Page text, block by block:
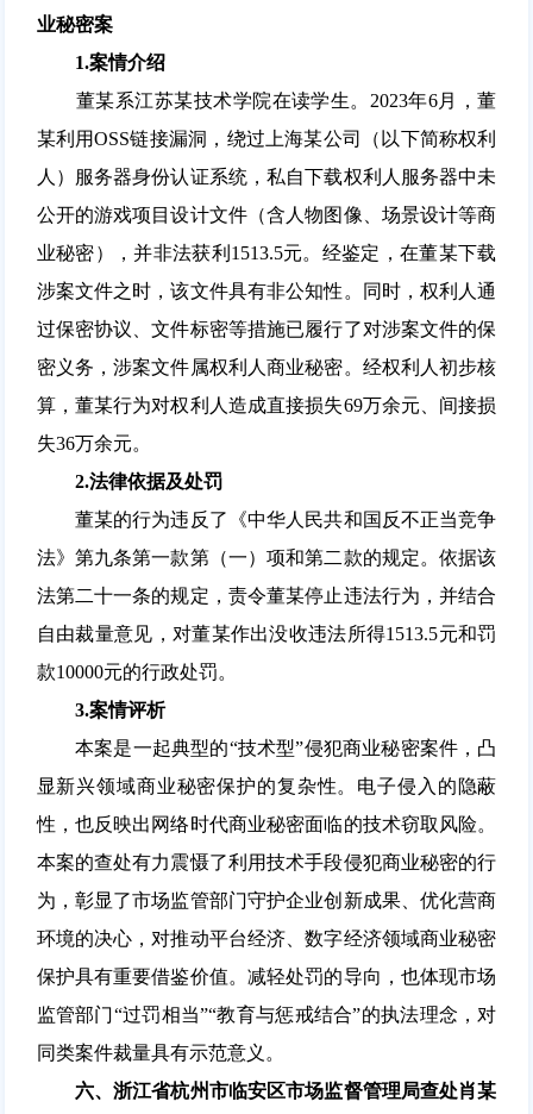
业秘密案
1.案情介绍
董某系江苏某技术学院在读学生。2023年6月，董
某利用OSS链接漏洞，绕过上海某公司（以下简称权利
人）服务器身份认证系统，私自下载权利人服务器中未
公开的游戏项目设计文件（含人物图像、场景设计等商
业秘密），并非法获利1513.5元。经鉴定，在董某下载
涉案文件之时，该文件具有非公知性。同时，权利人通
过保密协议、文件标密等措施已履行了对涉案文件的保
密义务，涉案文件属权利人商业秘密。经权利人初步核
算，董某行为对权利人造成直接损失69万余元、间接损
失36万余元。
2.法律依据及处罚
董某的行为违反了《中华人民共和国反不正当竞争
法》第九条第一款第（一）项和第二款的规定。依据该
法第二十一条的规定，责令董某停止违法行为，并结合
自由裁量意见，对董某作出没收违法所得1513.5元和罚
款10000元的行政处罚。
3.案情评析
本案是一起典型的“技术型”侵犯商业秘密案件，凸
显新兴领域商业秘密保护的复杂性。电子侵入的隐蔽
性，也反映出网络时代商业秘密面临的技术窃取风险。
本案的查处有力震慑了利用技术手段侵犯商业秘密的行
为，彰显了市场监管部门守护企业创新成果、优化营商
环境的决心，对推动平台经济、数字经济领域商业秘密
保护具有重要借鉴价值。减轻处罚的导向，也体现市场
监管部门“过罚相当”“教育与惩戒结合”的执法理念，对
同类案件裁量具有示范意义。
六、浙江省杭州市临安区市场监督管理局查处肖某